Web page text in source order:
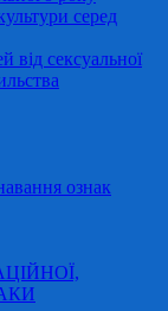
серед
від сексуальної
ознак